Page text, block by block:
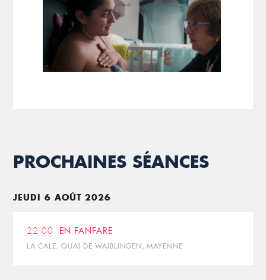
PROCHAINES SÉANCES
JEUDI 6 AOÛT 2026
22:00 EN FANFARE
LA CALE, QUAI DE WAIBLINGEN, MAYENNE